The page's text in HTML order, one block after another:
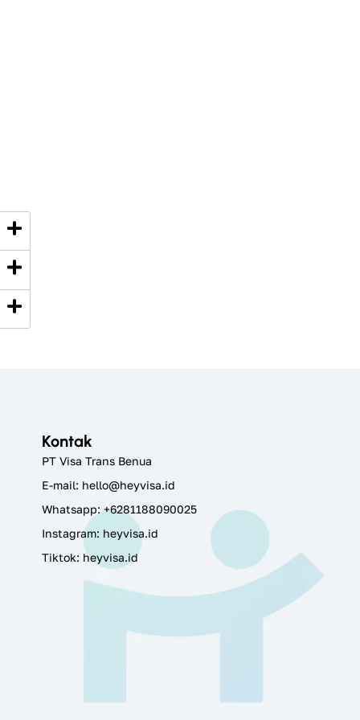
Kontak
PT Visa Trans Benua
E-mail: hello@heyvisa.id
Whatsapp: +6281188090025
Instagram: heyvisa.id
Tiktok: heyvisa.id